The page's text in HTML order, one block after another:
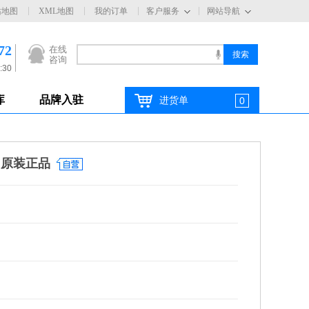
网站导航
客户服务
图 XML地图 我的订单
在线
咨询
品牌入驻 进货单 0
装正品